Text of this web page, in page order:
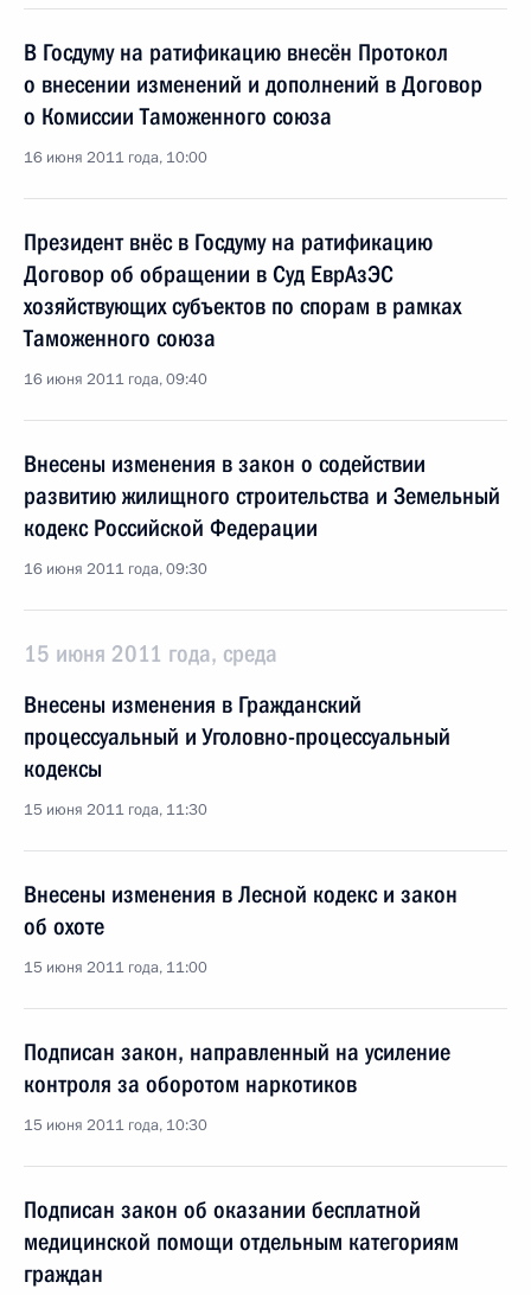
В Госдуму на ратификацию внесён Протокол
о внесении изменений и дополнений в Договор
о Комиссии Таможенного союза
16 июня 2011 года, 10:00
Президент внёс в Госдуму на ратификацию
Договор об обращении в Суд ЕврАзЭС
хозяйствующих субъектов по спорам в рамках
Таможенного союза
16 июня 2011 года, 09:40
Внесены изменения в закон о содействии
развитию жилищного строительства и Земельный
кодекс Российской Федерации
16 июня 2011 года, 09:30
15 июня 2011 года, среда
Внесены изменения в Гражданский
процессуальный и Уголовно-процессуальный
кодексы
15 июня 2011 года, 11:30
Внесены изменения в Лесной кодекс и закон
об охоте
15 июня 2011 года, 11:00
Подписан закон, направленный на усиление
контроля за оборотом наркотиков
15 июня 2011 года, 10:30
Подписан закон об оказании бесплатной
медицинской помощи отдельным категориям
граждан